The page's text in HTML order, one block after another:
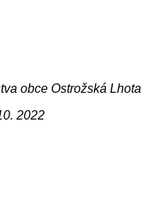
obce Ostrožská Lhota
2022